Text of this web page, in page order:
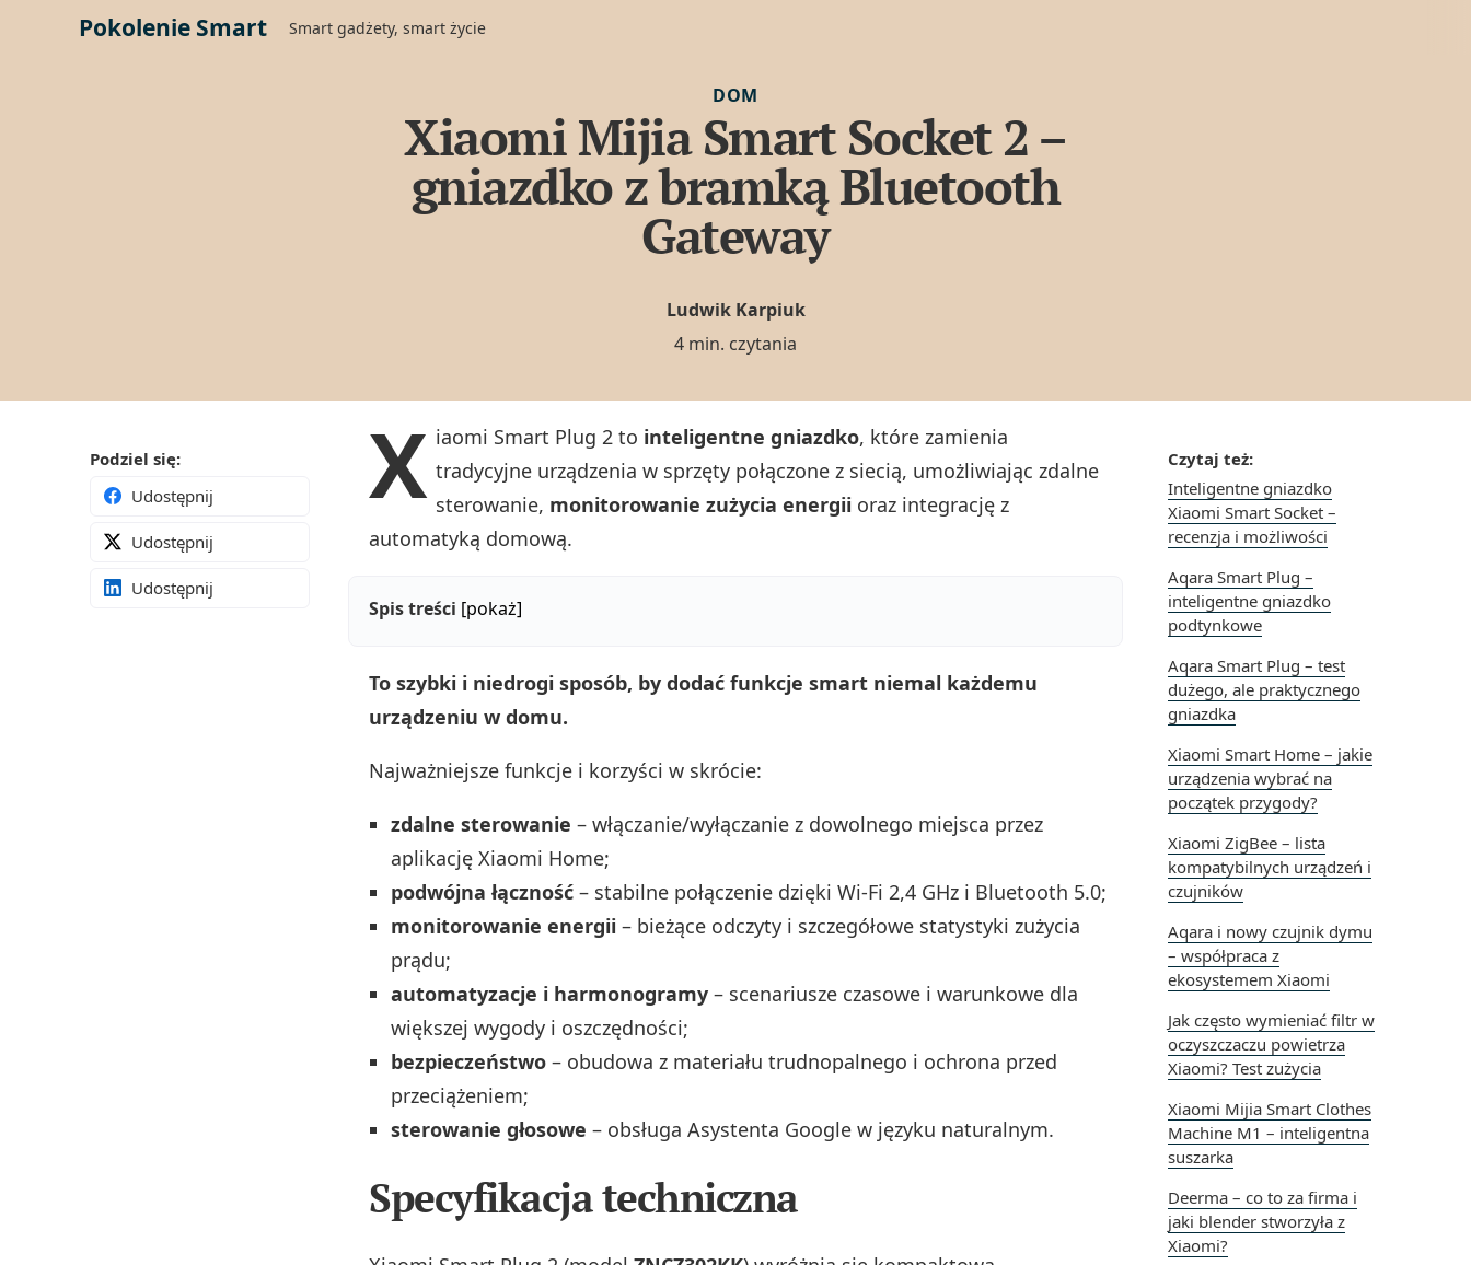
Pokolenie Smart Smart gadżety, smart życie
DOM
Xiaomi Mijia Smart Socket 2 –
gniazdko z bramką Bluetooth
Gateway
Ludwik Karpiuk
4 min. czytania
Czytaj też:
Inteligentne gniazdko
Xiaomi Smart Socket –
recenzja i możliwości
Aqara Smart Plug –
inteligentne gniazdko
podtynkowe
Aqara Smart Plug – test
dużego, ale praktycznego
gniazdka
Xiaomi Smart Home – jakie
urządzenia wybrać na
początek przygody?
Xiaomi ZigBee – lista
kompatybilnych urządzeń i
czujników
Aqara i nowy czujnik dymu
– współpraca z
ekosystemem Xiaomi
Jak często wymieniać filtr w
oczyszczaczu powietrza
Xiaomi? Test zużycia
Xiaomi Mijia Smart Clothes
Machine M1 – inteligentna
suszarka
Deerma – co to za firma i
jaki blender stworzyła z
Xiaomi?
Podziel się:
Udostępnij
Udostępnij
Udostępnij
X iaomi Smart Plug 2 to inteligentne gniazdko, które zamienia
tradycyjne urządzenia w sprzęty połączone z siecią, umożliwiając zdalne
sterowanie, monitorowanie zużycia energii oraz integrację z
automatyką domową.
Spis treści [pokaż]
To szybki i niedrogi sposób, by dodać funkcje smart niemal każdemu
urządzeniu w domu.
Najważniejsze funkcje i korzyści w skrócie:
zdalne sterowanie – włączanie/wyłączanie z dowolnego miejsca przez
aplikację Xiaomi Home;
podwójna łączność – stabilne połączenie dzięki Wi‑Fi 2,4 GHz i Bluetooth 5.0;
monitorowanie energii – bieżące odczyty i szczegółowe statystyki zużycia
prądu;
automatyzacje i harmonogramy – scenariusze czasowe i warunkowe dla
większej wygody i oszczędności;
bezpieczeństwo – obudowa z materiału trudnopalnego i ochrona przed
przeciążeniem;
sterowanie głosowe – obsługa Asystenta Google w języku naturalnym.
Specyfikacja techniczna